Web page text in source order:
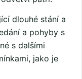
dlouhé stání a
a pohyby s
s dalšími
jako je